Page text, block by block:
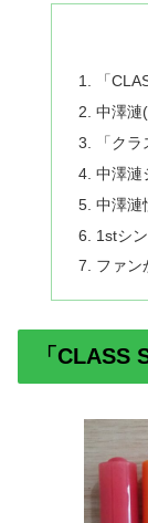
「
中澤漣
「ク
中澤漣
中澤漣
1stシ
ファン
「CLASS